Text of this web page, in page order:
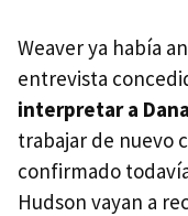
Weaver ya había
entrevista
interpretar a
trabajar de nuevo
confirmado
Hudson vayan a